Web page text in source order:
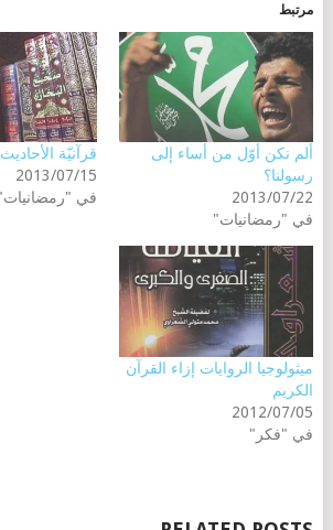
مرتبط
ألم نكن أوّل من أساء إلى
رسولنا؟
2013/07/22
في "رمضانيات"
قرآنيّة
2013/07/15
في
ميثولوجيا الروايات إزاء القرآن
الكريم
2012/07/05
في "فكر"